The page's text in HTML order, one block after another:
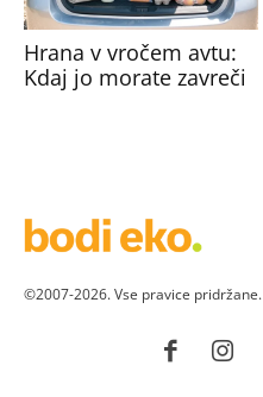
Hrana v vročem avtu:
Kdaj jo morate zavreči
©2007-2026. Vse pravice pridržane.